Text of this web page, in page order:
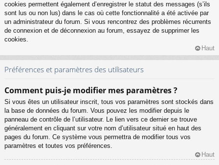
cookies permettent également d’enregistrer le statut des messages (s’ils
sont lus ou non lus) dans le cas où cette fonctionnalité a été activée par
un administrateur du forum. Si vous rencontrez des problèmes récurrents
de connexion et de déconnexion au forum, essayez de supprimer les
cookies.
Haut
Préférences et paramètres des utilisateurs
Comment puis-je modifier mes paramètres ?
Si vous êtes un utilisateur inscrit, tous vos paramètres sont stockés dans
la base de données du forum. Vous pouvez les modifier depuis le
panneau de contrôle de l’utilisateur. Le lien vers ce dernier se trouve
généralement en cliquant sur votre nom d’utilisateur situé en haut des
pages du forum. Ce système vous permettra de modifier tous vos
paramètres et toutes vos préférences.
Haut